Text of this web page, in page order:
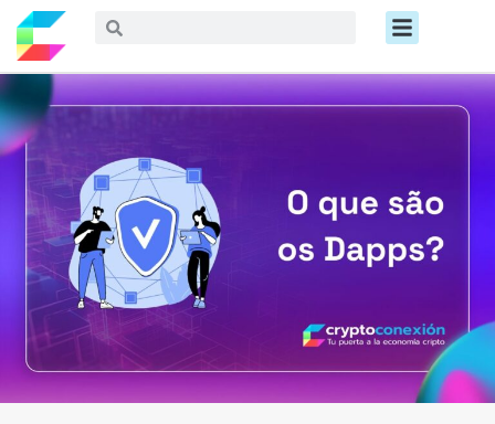
contenido
Buscar Menú